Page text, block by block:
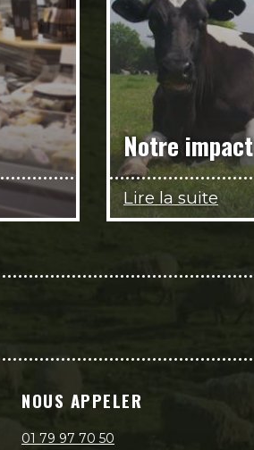
Notre impact
Lire la suite
NOUS APPELER
01 79 97 70 50